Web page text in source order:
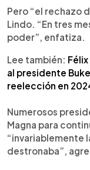
Pero “el rechazo
Lindo. “En tres
poder”, enfatiza.
Lee también:
al presidente
reelección en
Numerosos
Magna para
“invariablemente
destronaba”,